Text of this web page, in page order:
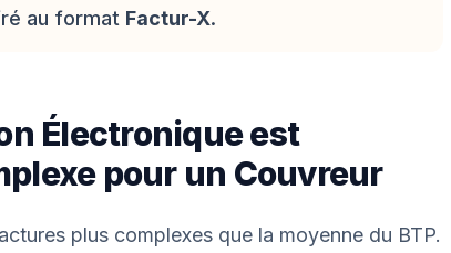
au format Factur-X.
Électronique est
pour un Couvreur
plus complexes que la moyenne du BTP.